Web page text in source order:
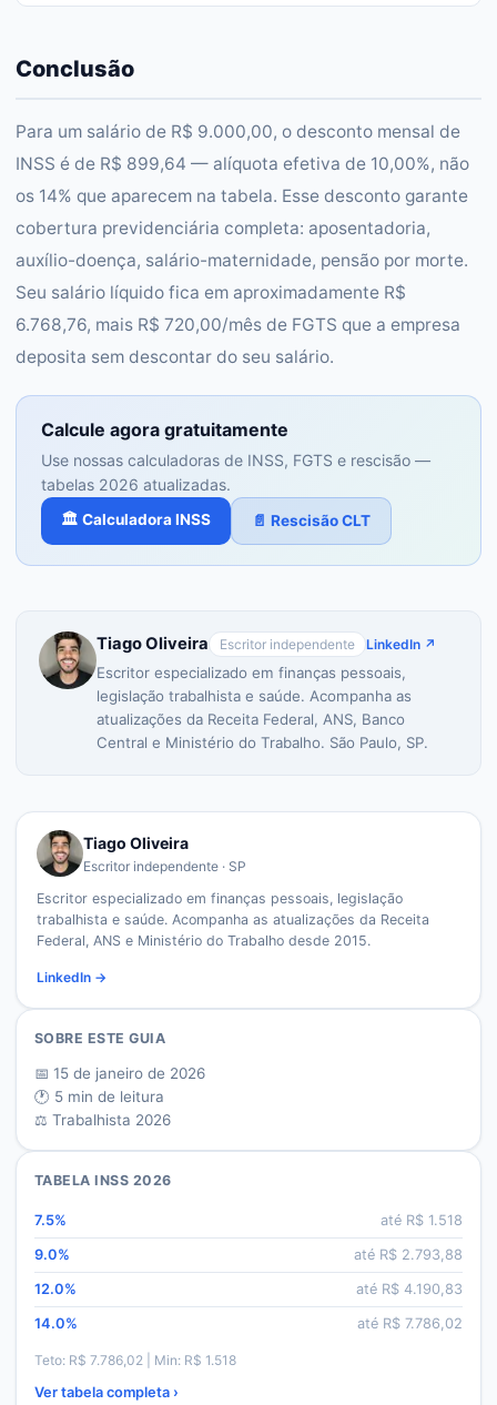
Conclusão
Para um salário de R$ 9.000,00, o desconto mensal de
INSS é de R$ 899,64 — alíquota efetiva de 10,00%, não
os 14% que aparecem na tabela. Esse desconto garante
cobertura previdenciária completa: aposentadoria,
auxílio-doença, salário-maternidade, pensão por morte.
Seu salário líquido fica em aproximadamente R$
6.768,76, mais R$ 720,00/mês de FGTS que a empresa
deposita sem descontar do seu salário.
Calcule agora gratuitamente
Use nossas calculadoras de INSS, FGTS e rescisão —
tabelas 2026 atualizadas.
🏛️ Calculadora INSS 📄 Rescisão CLT
Tiago Oliveira Escritor independente LinkedIn ↗
Escritor especializado em finanças pessoais,
legislação trabalhista e saúde. Acompanha as
atualizações da Receita Federal, ANS, Banco
Central e Ministério do Trabalho. São Paulo, SP.
Tiago Oliveira
Escritor independente · SP
Escritor especializado em finanças pessoais, legislação
trabalhista e saúde. Acompanha as atualizações da Receita
Federal, ANS e Ministério do Trabalho desde 2015.
LinkedIn →
SOBRE ESTE GUIA
📅 15 de janeiro de 2026
🕐 5 min de leitura
⚖️ Trabalhista 2026
TABELA INSS 2026
7.5% até R$ 1.518
9.0% até R$ 2.793,88
12.0% até R$ 4.190,83
14.0% até R$ 7.786,02
Teto: R$ 7.786,02 | Min: R$ 1.518
Ver tabela completa ›